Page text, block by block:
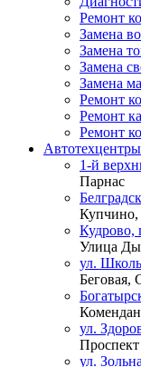
Ремонт
Замена
Замена
Замена
Замена
Ремонт
Ремонт
Ремонт
Автотехцентры
1-й
Парнас
Купчино,
Кудрово,
Улица
ул.
Беговая,
ул.
ул.